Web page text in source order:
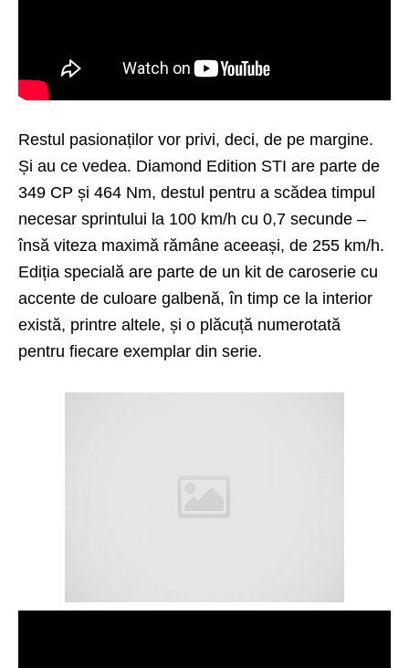
Restul pasionaților vor privi, deci, de pe margine.
Și au ce vedea. Diamond Edition STI are parte de
349 CP și 464 Nm, destul pentru a scădea timpul
necesar sprintului la 100 km/h cu 0,7 secunde –
însă viteza maximă rămâne aceeași, de 255 km/h.
Ediția specială are parte de un kit de caroserie cu
accente de culoare galbenă, în timp ce la interior
există, printre altele, și o plăcuță numerotată
pentru fiecare exemplar din serie.